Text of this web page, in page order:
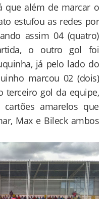
que além de marcar o
estufou as redes por
assim 04 (quatro)
o outro gol foi
já pelo lado do
marcou 02 (dois)
terceiro gol da equipe,
amarelos que
Max e Bileck ambos